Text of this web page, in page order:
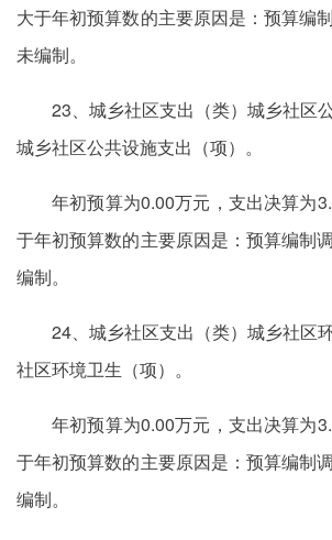
大于年初预算数的主要原因是：预算编
未编制。
23、城乡社区支出（类）城乡社区
城乡社区公共设施支出（项）。
年初预算为0.00万元，支出决算为
于年初预算数的主要原因是：预算编制
编制。
24、城乡社区支出（类）城乡社区
社区环境卫生（项）。
年初预算为0.00万元，支出决算为
于年初预算数的主要原因是：预算编制
编制。